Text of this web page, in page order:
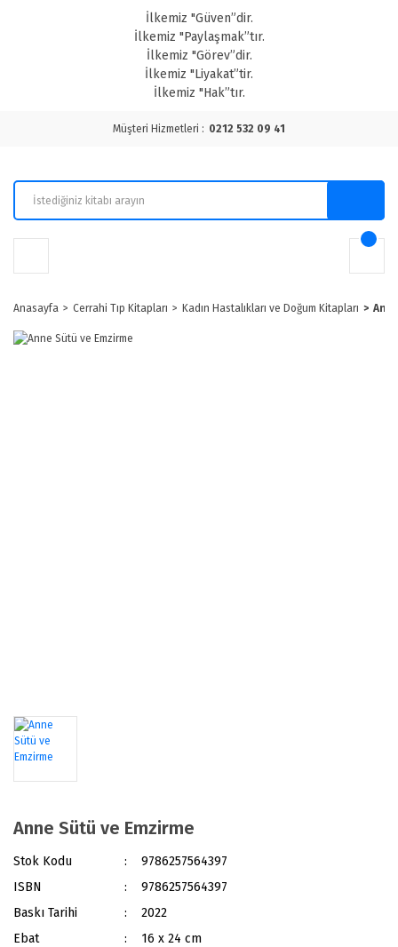
İlkemiz "Güven”dir.
İlkemiz "Paylaşmak”tır.
İlkemiz "Görev”dir.
İlkemiz "Liyakat”tir.
İlkemiz "Hak”tır.
Müşteri Hizmetleri : 0212 532 09 41
Anasayfa Cerrahi Tıp Kitapları Kadın Hastalıkları ve Doğum Kitapları
Anne Sütü ve Emzirme
Stok Kodu
9786257564397
ISBN
9786257564397
Baskı Tarihi
2022
Ebat
16 x 24 cm